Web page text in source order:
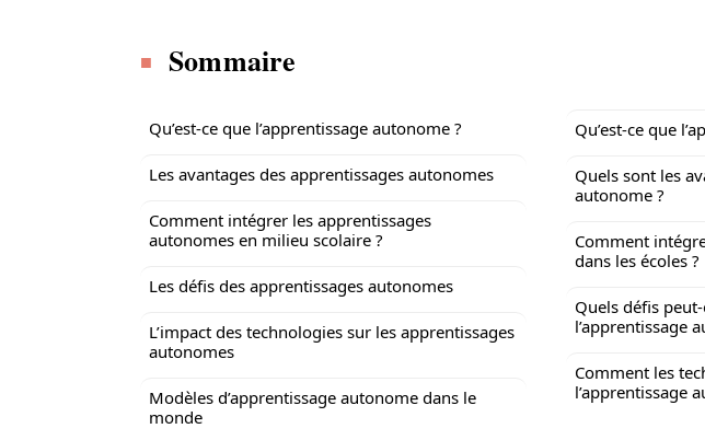
Sommaire
Qu’est-ce que l’apprentissage autonome ?
Les avantages des apprentissages autonomes
Comment intégrer les apprentissages
autonomes en milieu scolaire ?
Les défis des apprentissages autonomes
L’impact des technologies sur les apprentissages
autonomes
Modèles d’apprentissage autonome dans le
monde
Qu’est-ce que
Quels sont les
autonome ?
Comment
dans les écoles ?
Quels défis
l’apprentissage
Comment les
l’apprentissage